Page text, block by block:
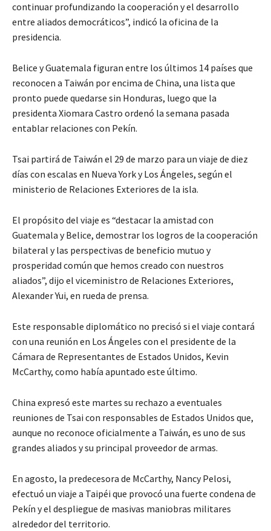
continuar profundizando la cooperación y el desarrollo
entre aliados democráticos”, indicó la oficina de la
presidencia.
Belice y Guatemala figuran entre los últimos 14 países que
reconocen a Taiwán por encima de China, una lista que
pronto puede quedarse sin Honduras, luego que la
presidenta Xiomara Castro ordenó la semana pasada
entablar relaciones con Pekín.
Tsai partirá de Taiwán el 29 de marzo para un viaje de diez
días con escalas en Nueva York y Los Ángeles, según el
ministerio de Relaciones Exteriores de la isla.
El propósito del viaje es “destacar la amistad con
Guatemala y Belice, demostrar los logros de la cooperación
bilateral y las perspectivas de beneficio mutuo y
prosperidad común que hemos creado con nuestros
aliados”, dijo el viceministro de Relaciones Exteriores,
Alexander Yui, en rueda de prensa.
Este responsable diplomático no precisó si el viaje contará
con una reunión en Los Ángeles con el presidente de la
Cámara de Representantes de Estados Unidos, Kevin
McCarthy, como había apuntado este último.
China expresó este martes su rechazo a eventuales
reuniones de Tsai con responsables de Estados Unidos que,
aunque no reconoce oficialmente a Taiwán, es uno de sus
grandes aliados y su principal proveedor de armas.
En agosto, la predecesora de McCarthy, Nancy Pelosi,
efectuó un viaje a Taipéi que provocó una fuerte condena de
Pekín y el despliegue de masivas maniobras militares
alrededor del territorio.